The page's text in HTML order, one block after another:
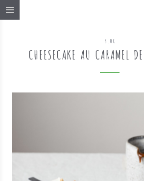
BLOG
CHEESECAKE AU CARAMEL